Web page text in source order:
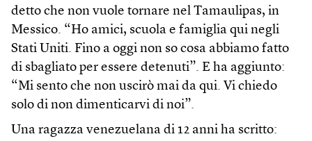
detto che non vuole tornare nel Tamaulipas, in
Messico. “Ho amici, scuola e famiglia qui negli
Stati Uniti. Fino a oggi non so cosa abbiamo fatto
di sbagliato per essere detenuti”. E ha aggiunto:
“Mi sento che non uscirò mai da qui. Vi chiedo
solo di non dimenticarvi di noi”.
Una ragazza venezuelana di 12 anni ha scritto: